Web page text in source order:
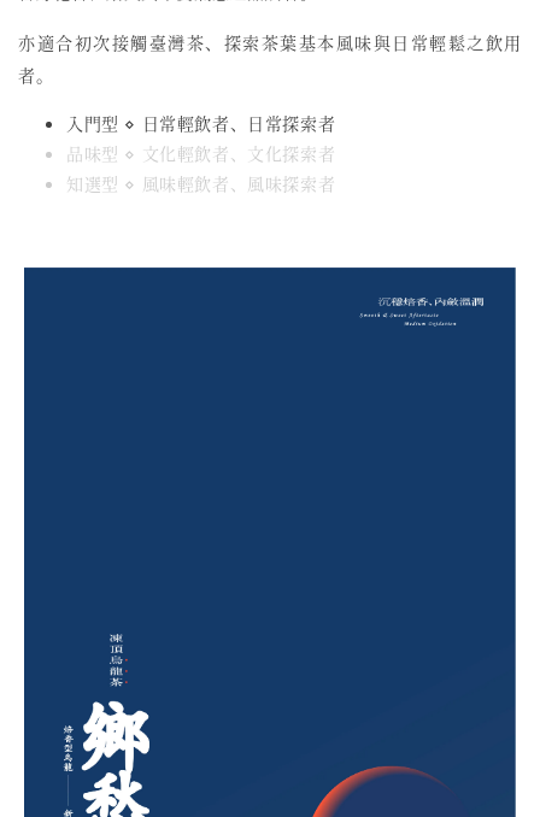
亦適合初次接觸臺灣茶、探索茶葉基本風味與日常輕鬆之飲用
者。
入門型 ⋄ 日常輕飲者、日常探索者
品味型 ⋄ 文化輕飲者、文化探索者
知選型 ⋄ 風味輕飲者、風味探索者